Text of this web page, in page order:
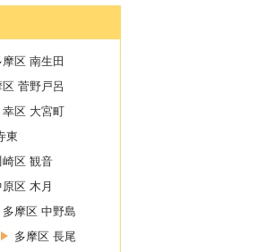
摩区 南生田
区 菅野戸呂
幸区 大宮町
東
崎区 観音
区 木月
多摩区 中野島
多摩区 長尾